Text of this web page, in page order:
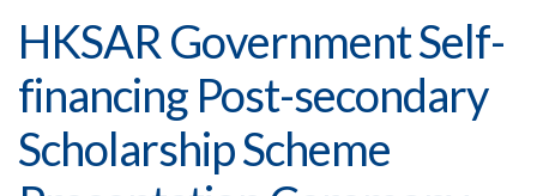
Post-
secondary
Scholarship
Scheme
HKSAR Government Self-
financing Post-secondary
Scholarship Scheme